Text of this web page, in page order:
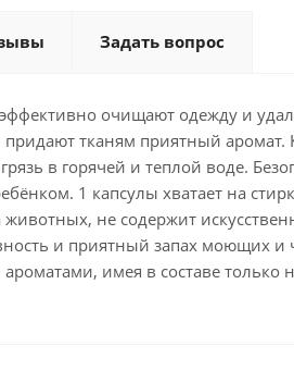
Задать вопрос
очищают одежду и
тканям приятный
в горячей и теплой воде.
1 капсулы хватает на
животных, не содержит
и приятный запах моющих
имея в составе только